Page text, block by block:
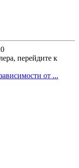
перейдите к
от ...